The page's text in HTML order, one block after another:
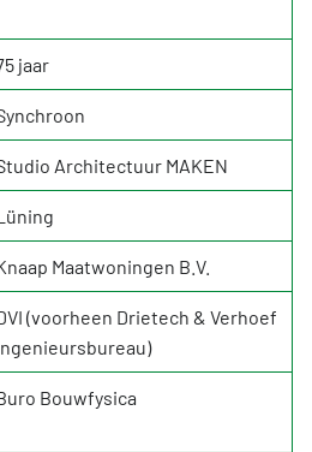
jaar
Architectuur MAKEN
Maatwoningen B.V.
(voorheen Drietech & Verhoef
Bouwfysica